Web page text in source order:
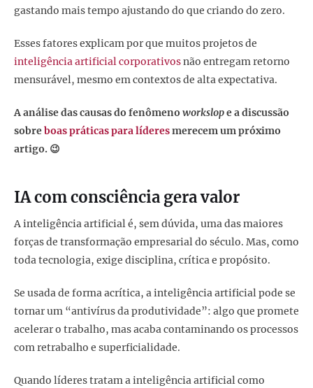
gastando mais tempo ajustando do que criando do zero.
Esses fatores explicam por que muitos projetos de
inteligência artificial corporativosnão entregam retorno
mensurável, mesmo em contextos de alta expectativa.
A análise das causas do fenômeno workslope a discussão
sobreboas práticas para líderesmerecem um próximo
artigo. 😉
IA com consciência gera valor
A inteligência artificial é, sem dúvida, uma das maiores
forças de transformação empresarial do século. Mas, como
toda tecnologia, exige disciplina, crítica e propósito.
Se usada de forma acrítica, a inteligência artificial pode se
tornar um “antivírus da produtividade”: algo que promete
acelerar o trabalho, mas acaba contaminando os processos
com retrabalho e superficialidade.
Quando líderes tratam a inteligência artificial como